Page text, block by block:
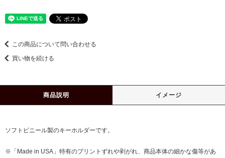
この商品について問い合わせる
買い物を続ける
商品説明 イメージ
ソフトビニール製のキーホルダーです。
※「Made in USA」特有のプリントずれや剥がれ、商品本体の細かな傷等があ